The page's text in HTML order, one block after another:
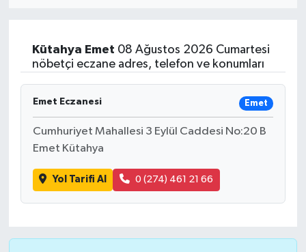
Kütahya Emet 08 Ağustos 2026 Cumartesi
nöbetçi eczane adres, telefon ve konumları
Emet Eczanesi Emet
Cumhuriyet Mahallesi 3 Eylül Caddesi No:20 B
Emet Kütahya
Yol Tarifi Al 0 (274) 461 21 66
Sağlık
Magazin